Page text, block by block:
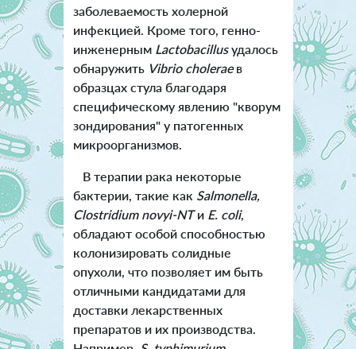
заболеваемость холерной
инфекцией. Кроме того, генно-
инженерным Lactobacillusудалось
обнаружить Vibrio choleraeв
образцах стула благодаря
специфическому явлению "кворум
зондирования" у патогенных
микроорганизмов.
В терапии рака некоторые
бактерии, такие как Salmonella,
Clostridium novyi-NTи E. coli,
обладают особой способностью
колонизировать солидные
опухоли, что позволяет им быть
отличными кандидатами для
доставки лекарственных
препаратов и их производства.